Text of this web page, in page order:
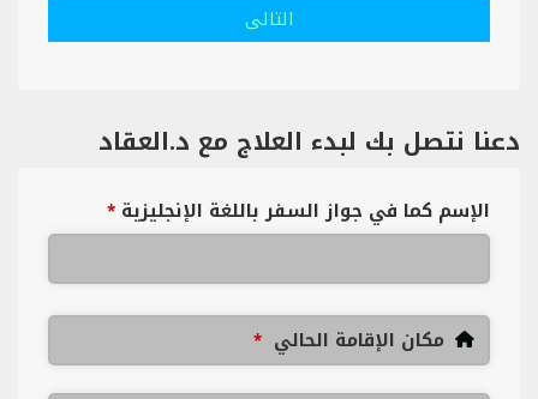
التالى
دعنا نتصل بك لبدء العلاج مع د.العقاد
الإسم كما في جواز السفر باللغة الإنجليزية *
مكان الإقامة الحالي *